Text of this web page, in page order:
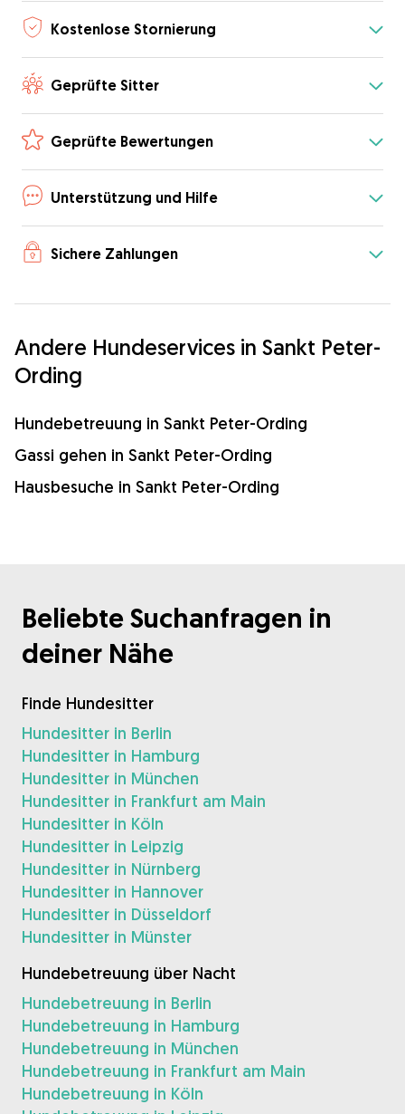
Kostenlose Stornierung
Geprüfte Sitter
Geprüfte Bewertungen
Unterstützung und Hilfe
Sichere Zahlungen
Andere Hundeservices in Sankt Peter-
Ording
Hundebetreuung in Sankt Peter-Ording
Gassi gehen in Sankt Peter-Ording
Hausbesuche in Sankt Peter-Ording
Beliebte Suchanfragen in
deiner Nähe
Finde Hundesitter
Hundesitter in Berlin
Hundesitter in Hamburg
Hundesitter in München
Hundesitter in Frankfurt am Main
Hundesitter in Köln
Hundesitter in Leipzig
Hundesitter in Nürnberg
Hundesitter in Hannover
Hundesitter in Düsseldorf
Hundesitter in Münster
Hundebetreuung über Nacht
Hundebetreuung in Berlin
Hundebetreuung in Hamburg
Hundebetreuung in München
Hundebetreuung in Frankfurt am Main
Hundebetreuung in Köln